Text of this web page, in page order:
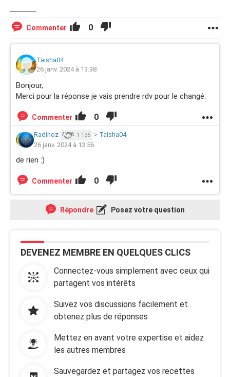
Commenter 0
Taisha04
26 janv. 2024 à 13:38
Bonjour,
Merci pour la réponse je vais prendre rdv pour le changé.
Commenter 0
Radinoz 1 136 > Taisha04
26 janv. 2024 à 13:56
de rien :)
Commenter 0
Répondre Posez votre question
DEVENEZ MEMBRE EN QUELQUES CLICS
Connectez-vous simplement avec ceux qui
partagent vos intérêts
Suivez vos discussions facilement et
obtenez plus de réponses
Mettez en avant votre expertise et aidez
les autres membres
Sauvegardez et partagez vos recettes